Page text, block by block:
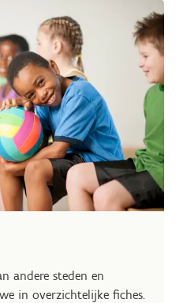
andere steden en
in overzichtelijke fiches.